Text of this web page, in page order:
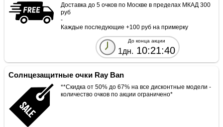
Доставка до 5 очков по Москве в пределах МКАД 300
руб
-
Каждые последующие +100 руб на примерку
До конца акции
1дн. 10:21:40
Солнцезащитные очки Ray Ban
**Скидка от 50% до 67% на все дисконтные модели -
количество очков по акции ограничено*